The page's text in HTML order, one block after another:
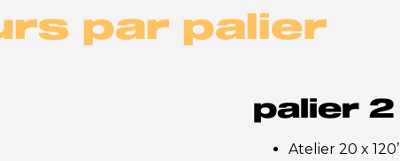
par palier
palier 2
Atelier 20 x 120’